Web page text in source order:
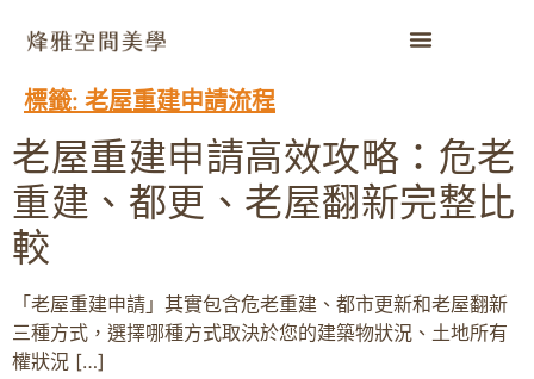
標籤: 老屋重建申請流程
老屋重建申請高效攻略：危老
重建、都更、老屋翻新完整比
較
「老屋重建申請」其實包含危老重建、都市更新和老屋翻新
三種方式，選擇哪種方式取決於您的建築物狀況、土地所有
權狀況 […]